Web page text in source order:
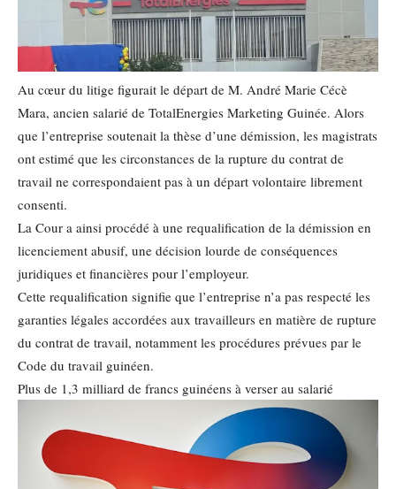
Au cœur du litige figurait le départ de M. André Marie Cécè
Mara, ancien salarié de TotalEnergies Marketing Guinée. Alors
que l’entreprise soutenait la thèse d’une démission, les magistrats
ont estimé que les circonstances de la rupture du contrat de
travail ne correspondaient pas à un départ volontaire librement
consenti.
La Cour a ainsi procédé à une requalification de la démission en
licenciement abusif, une décision lourde de conséquences
juridiques et financières pour l’employeur.
Cette requalification signifie que l’entreprise n’a pas respecté les
garanties légales accordées aux travailleurs en matière de rupture
du contrat de travail, notamment les procédures prévues par le
Code du travail guinéen.
Plus de 1,3 milliard de francs guinéens à verser au salarié